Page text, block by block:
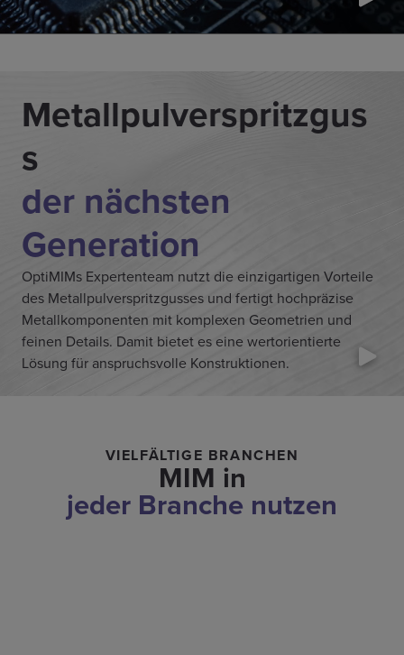
Metallpulverspritzgus
s
der nächsten
Generation
OptiMIMs Expertenteam nutzt die einzigartigen Vorteile
des Metallpulverspritzgusses und fertigt hochpräzise
Metallkomponenten mit komplexen Geometrien und
feinen Details. Damit bietet es eine wertorientierte
Lösung für anspruchsvolle Konstruktionen.
VIELFÄLTIGE BRANCHEN
MIM in
jeder Branche nutzen